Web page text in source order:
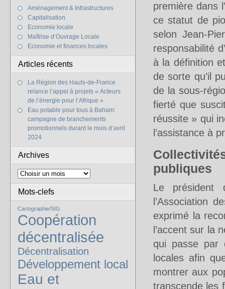
première dans
ce statut de
selon Jean-
responsabilité
à la définition
de sorte qu’il
de la sous-
fierté que
réussite » qui
l’assistance à
publiques
Le président
l’Association
exprimé la
l’accent sur la
qui passe par
locales afin
montrer aux
transcende les
Aménagement & Infrastructures
Capitalisation
Economie locale
Maîtrise d’Ouvrage Locale
Economie et finances locales
Articles récents
La Région des Hauts-de-France
relance l’appel à projets « Acteurs
de l’énergie pour l’Afrique »
Eau potable pour tous à Baham:
campagne de branchements
promotionnels durant le mois d’avril
2024
Archives
Mots-clefs
Cartographie/SIG
Coopération
décentralisée
Décentralisation
Développement local
Eau et